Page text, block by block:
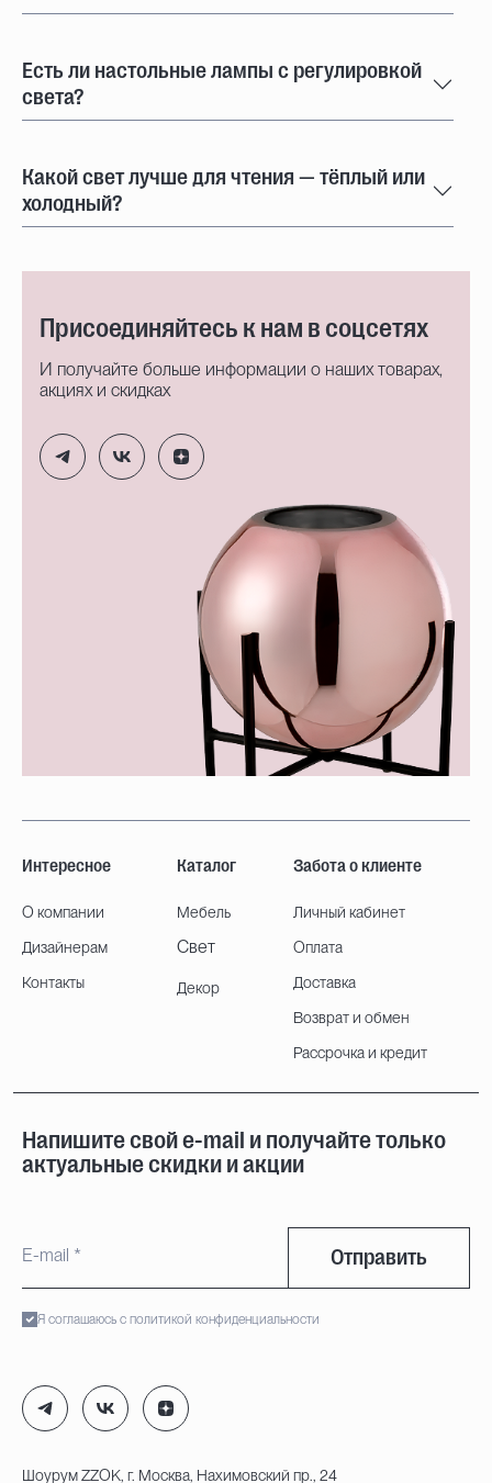
Есть ли настольные лампы с регулировкой
света?
Какой свет лучше для чтения — тёплый или
холодный?
Присоединяйтесь к нам в соцсетях
И получайте больше информации о наших товарах,
акциях и скидках
Интересное
О компании
Дизайнерам
Контакты
Каталог
Мебель
Свет
Декор
Забота о клиенте
Личный кабинет
Оплата
Доставка
Возврат и обмен
Рассрочка и кредит
Напишите свой e-mail и получайте только
актуальные скидки и акции
Отправить
Я соглашаюсь с политикой конфиденциальности
Шоурум ZZOK, г. Москва, Нахимовский пр., 24